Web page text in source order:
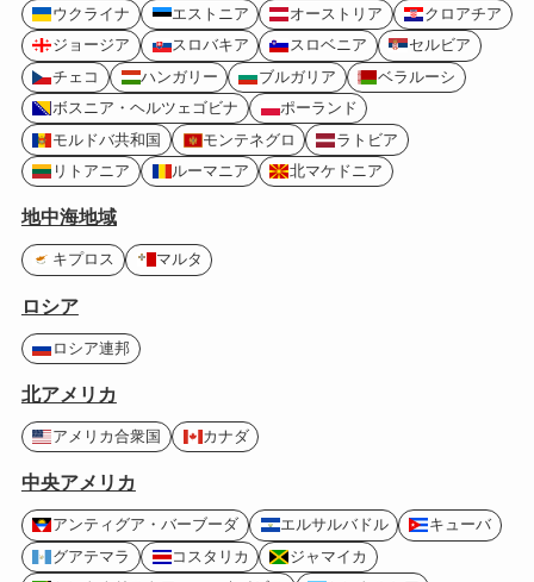
ウクライナ
エストニア オーストリア
クロアチア
ジョージア
スロバキア スロベニア
セルビア
チェコ
ハンガリー ブルガリア
ベラルーシ
ボスニア・ヘルツェゴビナ
ポーランド
モルドバ共和国
モンテネグロ
ラトビア
リトアニア
ルーマニア 北マケドニア
地中海地域
キプロス マルタ
ロシア
ロシア連邦
北アメリカ
アメリカ合衆国 カナダ
中央アメリカ
アンティグア・バーブーダ エルサルバドル
キューバ
グアテマラ
コスタリカ
ジャマイカ